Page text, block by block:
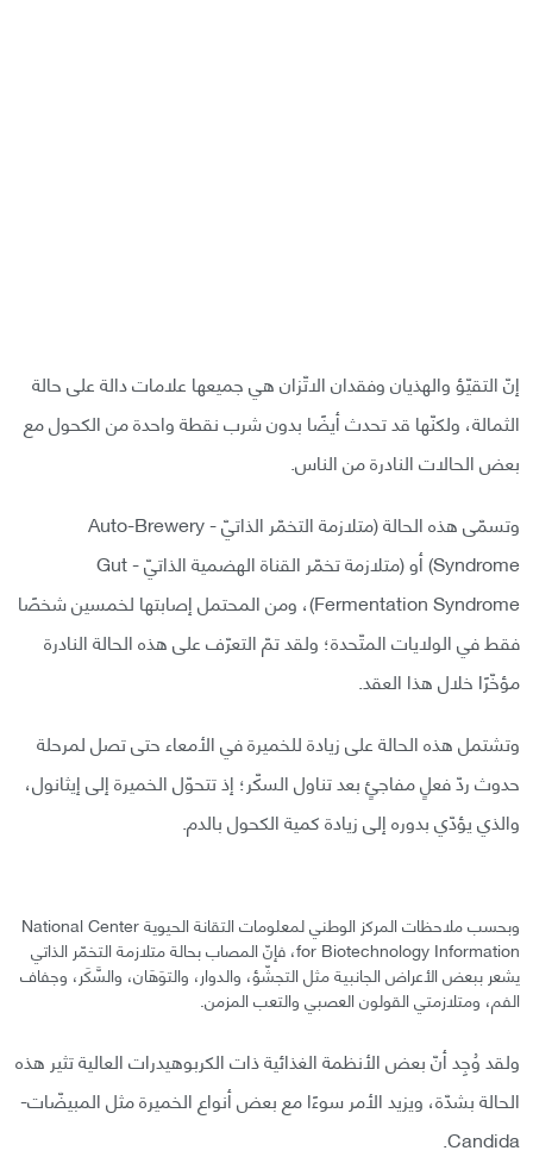
إنّ التقيّؤ والهذيان وفقدان الاتّزان هي جميعها علامات دالة على حالة
الثمالة، ولكنّها قد تحدث أيضًا بدون شرب نقطة واحدة من الكحول مع
بعض الحالات النادرة من الناس.
وتسمّى هذه الحالة (متلازمة التخمّر الذاتيّ - Auto-Brewery
Syndrome) أو (متلازمة تخمّر القناة الهضمية الذاتيّ - Gut
Fermentation Syndrome)، ومن المحتمل إصابتها لخمسين شخصًا
فقط في الولايات المتّحدة؛ ولقد تمّ التعرّف على هذه الحالة النادرة
مؤخّرًا خلال هذا العقد.
وتشتمل هذه الحالة على زيادة للخميرة في الأمعاء حتى تصل لمرحلة
حدوث ردّ فعلٍ مفاجئٍ بعد تناول السكّر؛ إذ تتحوّل الخميرة إلى إيثانول،
والذي يؤدّي بدوره إلى زيادة كمية الكحول بالدم.
وبحسب ملاحظات المركز الوطني لمعلومات التقانة الحيوية National Center
for Biotechnology Information، فإنّ المصاب بحالة متلازمة التخمّر الذاتي
يشعر ببعض الأعراض الجانبية مثل التجشّؤ، والدوار، والتوَهَان، والسَّكَر، وجفاف
الفم، ومتلازمتي القولون العصبي والتعب المزمن.
ولقد وُجِد أنّ بعض الأنظمة الغذائية ذات الكربوهيدرات العالية تثير هذه
الحالة بشدّة، ويزيد الأمر سوءًا مع بعض أنواع الخميرة مثل المبيضّات-
Candida.